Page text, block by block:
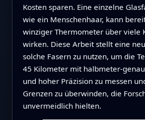
Kosten sparen. Eine einzelne
wie ein Menschenhaar, kann
winziger Thermometer über viele
wirken. Diese Arbeit stellt eine
solche Fasern zu nutzen, um die
45 Kilometer mit halbmeter-
und hoher Präzision zu messen
Grenzen zu überwinden, die
unvermeidlich hielten.